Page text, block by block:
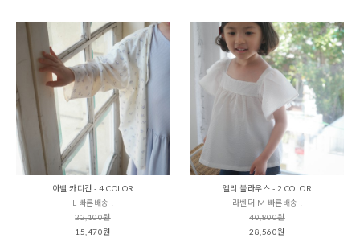
아벨 카디건 - 4 COLOR
L 빠른배송 !
22,100원
15,470원
엘리 블라우스 - 2 COLOR
라벤더 M 빠른배송 !
40,800원
28,560원